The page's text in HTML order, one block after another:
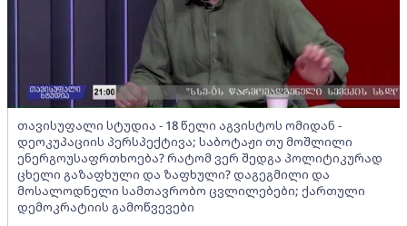
თავისუფალი სტუდია - 18 წელი აგვისტოს ომიდან -
დეოკუპაციის პერსპექტივა; საბოტაჟი თუ მოშლილი
ენერგოუსაფრთხოება? რატომ ვერ შედგა პოლიტიკურად
ცხელი გაზაფხული და ზაფხული? დაგეგმილი და
მოსალოდნელი სამთავრობო ცვლილებები; ქართული
დემოკრატიის გამოწვევები